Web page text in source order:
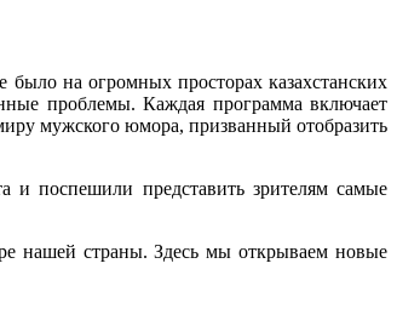
на огромных просторах казахстанских
проблемы. Каждая программа включает
мужского юмора, призванный отобразить
и поспешили представить зрителям самые
нашей страны. Здесь мы открываем новые